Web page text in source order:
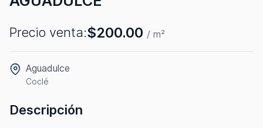
Precio venta:$200.00 / m²
Aguadulce
Coclé
Descripción